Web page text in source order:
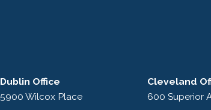
Dublin Office
5900 Wilcox Place
Cleveland
600 Superior